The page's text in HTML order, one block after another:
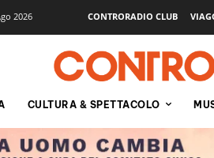
2026 CONTRORADIO CLUB
CULTURA & SPETTACOLO